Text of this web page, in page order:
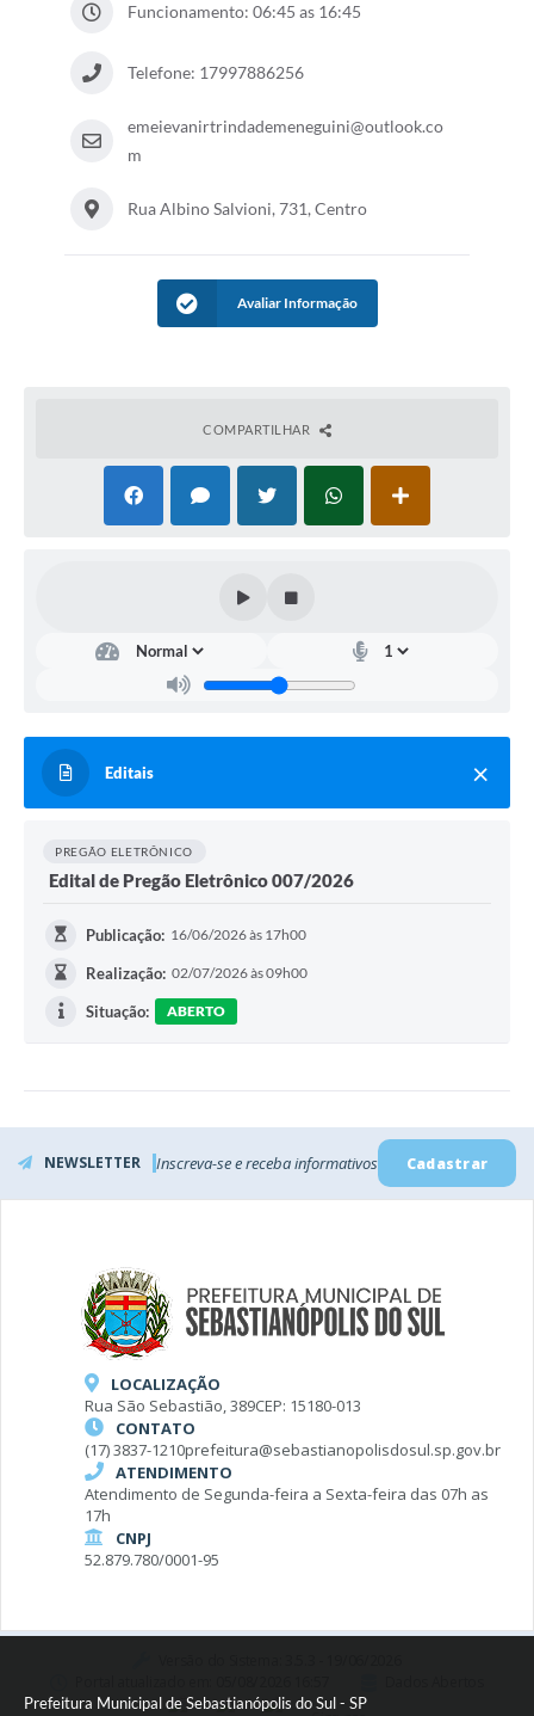
Prefeitura Municipal de Sebastianópolis do Sul - SP
Funcionamento: 06:45 as 16:45
Telefone: 17997886256
emeievanirtrindademeneguini@outlook.co
m
Rua Albino Salvioni, 731, Centro
Avaliar Informação
COMPARTILHAR
Editais
PREGÃO ELETRÔNICO
Edital de Pregão Eletrônico 007/2026
Publicação: 16/06/2026 às 17h00
Realização: 02/07/2026 às 09h00
Situação: ABERTO
NEWSLETTER Inscreva-se e receba informativos Cadastrar
LOCALIZAÇÃO
Rua São Sebastião, 389CEP: 15180-013
CONTATO
(17) 3837-1210prefeitura@sebastianopolisdosul.sp.gov.br
ATENDIMENTO
Atendimento de Segunda-feira a Sexta-feira das 07h as
17h
CNPJ
52.879.780/0001-95